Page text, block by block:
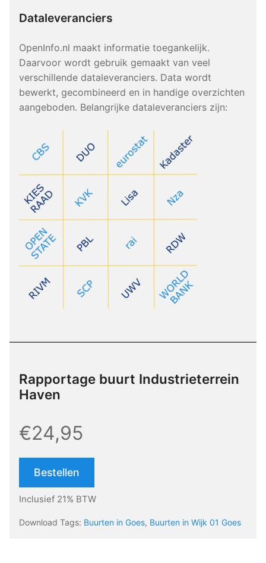
Dataleveranciers
OpenInfo.nl maakt informatie toegankelijk.
Daarvoor wordt gebruik gemaakt van veel
verschillende dataleveranciers. Data wordt
bewerkt, gecombineerd en in handige overzichten
aangeboden. Belangrijke dataleveranciers zijn:
Rapportage buurt Industrieterrein
Haven
€24,95
Bestellen
Inclusief 21% BTW
Download Tags: Buurten in Goes, Buurten in Wijk 01 Goes